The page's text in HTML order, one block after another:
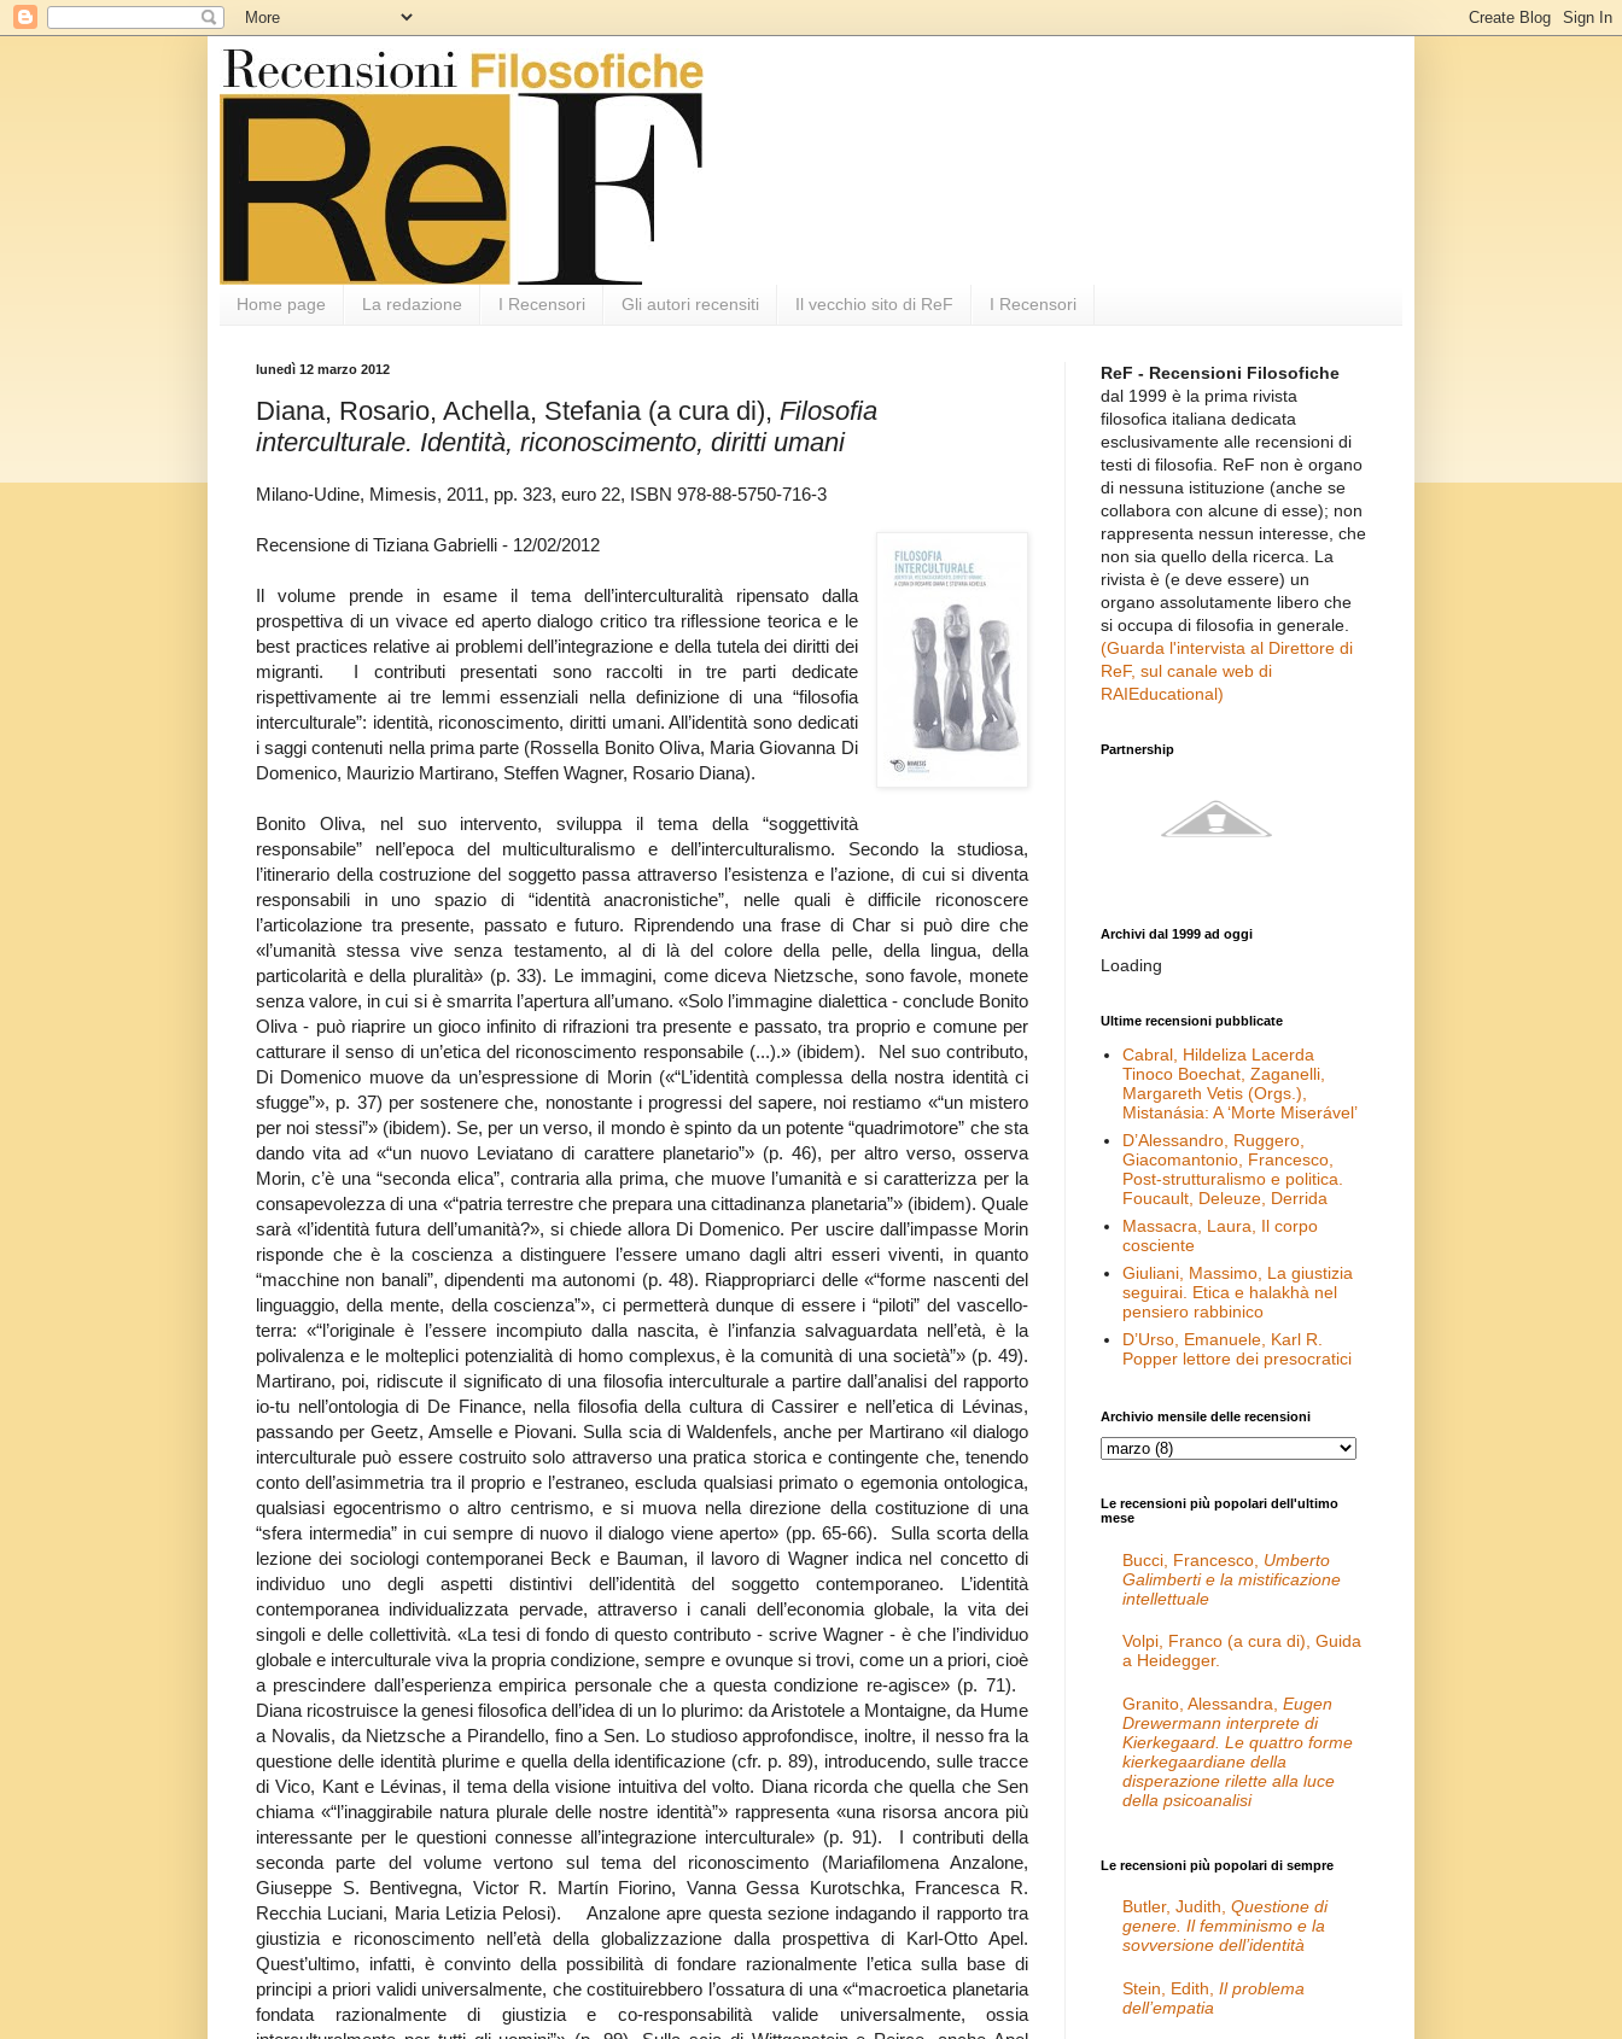
Home page La redazione I Recensori Gli autori recensiti Il vecchio sito di ReF I Recensori
lunedì 12 marzo 2012
Diana, Rosario, Achella, Stefania (a cura di), Filosofia
interculturale. Identità, riconoscimento, diritti umani
Milano-Udine, Mimesis, 2011, pp. 323, euro 22, ISBN 978-88-5750-716-3
Recensione di Tiziana Gabrielli - 12/02/2012
Il volume prende in esame il tema dell’interculturalità ripensato dalla
prospettiva di un vivace ed aperto dialogo critico tra riflessione teorica e le
best practices relative ai problemi dell’integrazione e della tutela dei diritti dei
migranti. I contributi presentati sono raccolti in tre parti dedicate
rispettivamente ai tre lemmi essenziali nella definizione di una “filosofia
interculturale”: identità, riconoscimento, diritti umani. All’identità sono dedicati
i saggi contenuti nella prima parte (Rossella Bonito Oliva, Maria Giovanna Di
Domenico, Maurizio Martirano, Steffen Wagner, Rosario Diana).
Bonito Oliva, nel suo intervento, sviluppa il tema della “soggettività responsabile” nell’epoca del multiculturalismo e dell’interculturalismo. Secondo la studiosa, l’itinerario della costruzione del soggetto passa attraverso l’esistenza e l’azione, di cui si diventa responsabili in uno spazio di “identità anacronistiche”, nelle quali è difficile riconoscere l’articolazione tra presente, passato e futuro. Riprendendo una frase di Char si può dire che «l’umanità stessa vive senza testamento, al di là del colore della pelle, della lingua, della particolarità e della pluralità» (p. 33). Le immagini, come diceva Nietzsche, sono favole, monete senza valore, in cui si è smarrita l’apertura all’umano. «Solo l’immagine dialettica - conclude Bonito Oliva - può riaprire un gioco infinito di rifrazioni tra presente e passato, tra proprio e comune per catturare il senso di un’etica del riconoscimento responsabile (...).» (ibidem). Nel suo contributo, Di Domenico muove da un’espressione di Morin («“L’identità complessa della nostra identità ci sfugge”», p. 37) per sostenere che, nonostante i progressi del sapere, noi restiamo «“un mistero per noi stessi”» (ibidem). Se, per un verso, il mondo è spinto da un potente “quadrimotore” che sta dando vita ad «“un nuovo Leviatano di carattere planetario”» (p. 46), per altro verso, osserva Morin, c’è una “seconda elica”, contraria alla prima, che muove l’umanità e si caratterizza per la consapevolezza di una «“patria terrestre che prepara una cittadinanza planetaria”» (ibidem). Quale sarà «l’identità futura dell’umanità?», si chiede allora Di Domenico. Per uscire dall’impasse Morin risponde che è la coscienza a distinguere l’essere umano dagli altri esseri viventi, in quanto “macchine non banali”, dipendenti ma autonomi (p. 48). Riappropriarci delle «“forme nascenti del linguaggio, della mente, della coscienza”», ci permetterà dunque di essere i “piloti” del vascello-terra: «“l’originale è l’essere incompiuto dalla nascita, è l’infanzia salvaguardata nell’età, è la polivalenza e le molteplici potenzialità di homo complexus, è la comunità di una società”» (p. 49). Martirano, poi, ridiscute il significato di una filosofia interculturale a partire dall’analisi del rapporto io-tu nell’ontologia di De Finance, nella filosofia della cultura di Cassirer e nell’etica di Lévinas, passando per Geetz, Amselle e Piovani. Sulla scia di Waldenfels, anche per Martirano «il dialogo interculturale può essere costruito solo attraverso una pratica storica e contingente che, tenendo conto dell’asimmetria tra il proprio e l’estraneo, escluda qualsiasi primato o egemonia ontologica, qualsiasi egocentrismo o altro centrismo, e si muova nella direzione della costituzione di una “sfera intermedia” in cui sempre di nuovo il dialogo viene aperto» (pp. 65-66). Sulla scorta della lezione dei sociologi contemporanei Beck e Bauman, il lavoro di Wagner indica nel concetto di individuo uno degli aspetti distintivi dell’identità del soggetto contemporaneo. L’identità contemporanea individualizzata pervade, attraverso i canali dell’economia globale, la vita dei singoli e delle collettività. «La tesi di fondo di questo contributo - scrive Wagner - è che l’individuo globale e interculturale viva la propria condizione, sempre e ovunque si trovi, come un a priori, cioè a prescindere dall’esperienza empirica personale che a questa condizione re-agisce» (p. 71). Diana ricostruisce la genesi filosofica dell’idea di un Io plurimo: da Aristotele a Montaigne, da Hume a Novalis, da Nietzsche a Pirandello, fino a Sen. Lo studioso approfondisce, inoltre, il nesso fra la questione delle identità plurime e quella della identificazione (cfr. p. 89), introducendo, sulle tracce di Vico, Kant e Lévinas, il tema della visione intuitiva del volto. Diana ricorda che quella che Sen chiama «“l’inaggirabile natura plurale delle nostre identità”» rappresenta «una risorsa ancora più interessante per le questioni connesse all’integrazione interculturale» (p. 91). I contributi della seconda parte del volume vertono sul tema del riconoscimento (Mariafilomena Anzalone, Giuseppe S. Bentivegna, Victor R. Martín Fiorino, Vanna Gessa Kurotschka, Francesca R. Recchia Luciani, Maria Letizia Pelosi). Anzalone apre questa sezione indagando il rapporto tra giustizia e riconoscimento nell’età della globalizzazione dalla prospettiva di Karl-Otto Apel. Quest’ultimo, infatti, è convinto della possibilità di fondare razionalmente l’etica sulla base di principi a priori validi universalmente, che costituirebbero l’ossatura di una «“macroetica planetaria fondata razionalmente di giustizia e co-responsabilità valide universalmente, ossia interculturalmente per tutti gli uomini”» (p. 99). Sulla scia di Wittgenstein e Peirce, anche Apel ritiene che il soggetto non esista se non come Gespräch, come dialogo intersoggettivo. La struttura a priori in cui gli individui sono già da sempre inseriti è il «“gioco linguistico trascendentale della comunità illimitata della comunicazione”» (p. 100), cioè una comunità ideale di piena intesa fra tutti i membri che la compongono. A differenza di Habermas, che concepiva il principio del discorso come un mero regolamento procedurale neutro dal punto di vista morale, per Apel, invece, esso è il fondamento stesso della morale. La dimensione di giustizia delle norme morali costituisce, secondo Apel, la «“base (....) dell’idea dei ‛diritti dell’uomo’ e rende possibile la loro fondazione ultima etico-discorsiva”» (p. 108). Tale fondazione non si basa su «una metafisica del diritto naturale», ma è «“co-fondata, alla fin fine, con la fondazione trascendental-pragmatica della morale”» (ibidem). Il saggio di Bentivegna si sofferma sulle valenze etico-politiche dell’interculturalità. «La comprensione tra individui e tra culture pone innanzitutto l’esigenza della teorizzazione di una nuova ermeneutica e della relativa comunicabilità, di un nuovo umanesimo e di un nuovo cosmopolitismo» (p. 118). La sfida dell’interculturalità, come «strumento di pace» (p. 128), sarà vincente «a condizione di affrontarla con adeguate categorie e con la volontà di porre in essere una sospensione metodologica delle proprie radici e tradizioni per l’ascolto dell’altro (anche appartenente al nostro modo di pensare) a cui si riconosce parità di diritti e di opportunità come imperativo etico e politico» (p. 119). Uno sguardo latinoamericano sulla questione dell’interculturalità ci viene offerto da Martín Fiorino. Nel contesto delle lotte per il riconoscimento della dignità umana, in America Latina, si possono individuare tre momenti fondamentalii: ‛Etica Latinoamericana’, ‛Etica della Liberazione’ ed ‛Etica Interculturale Latinoamericana’. L’‛Etica Latinoamericana’, collocata nella seconda metà del XX secolo, ha sottolineato la valorizzazione dell’indoamericano e delle culture aborigene. L’‛Etica della Liberazione’ è sorta negli anni ’70 in Argentina (grazie a Enrique Dussel), per poi espandersi in Messico, Perù, Brasile, Uruguay e in altri paesi latinoamericani. Il riconoscimento della dignità umana sarebbe stato l’esito di lotte di liberazione contro il potere neocoloniale e imperialista. L’‛Etica Interculturale Latinoamericana’, infine, si è sviluppata nelle ultime due decadi del XX secolo, quando viene presentata da alcuni dei suoi principali teorici (R. Fornet-Betancourt, R. Salas) come un’etica pensata per contesti conflittuali. Gessa Kurotschka propone un’interessante riflessione sui fondamenti pre-politici e sui presupposti cognitivi dello Stato costituzionale e democratico nell’ambito dei rapporti tra religione e politica. Le posizioni di Habermas e Taylor divergono sul senso e sul ruolo della religione nella sfera pubblica. «Habermas - scrive la studiosa - ne definisce bene la rilevanza funzionale, legata alla contingenza storico-politica della perdita dell’influenza dei valori laici a causa di certi effetti negativi della globalizzazione. Per Taylor, invece, l’apprezzamento dell’esperienza religiosa (...) è motivato piuttosto da una profonda revisione della teoria classica della secolarizzazione che ne mette in evidenza le carenze proprio sul piano della diagnosi implicita nella filosofia della storia che ne costituiva il presupposto» (p. 149). Rispetto a Habermas e Taylor, Martha Nussbaum sostiene invece la grande importanza dell’esperienza religiosa. Pertanto lo Stato ha il compito di tutelare la possibilità che quest’esperienza possa essere vissuta da tutti i cittadini credenti nel rispetto dell’uguaglianza. Gessa Kurotschka ricorda che negli ultimi anni sono stati pubblicati due importanti volumi, dedicati alla memoria di Rawls, che hanno messo in discussione il concetto di giustizia: Le nuove frontiere della giustizia di Nussbaum, e The Idea of Justice di Sen. L’approccio delle capacità, pensato inizialmente sia da Sen sia da Nussbaum per risolvere i problemi distributivi che la teoria di Rawls non riesce a risolvere, è, fin dalle fondamenta, interculturale, in quanto fra le capacità umane essenziali, che «tutti devono acquisire per poter avere una vita davvero umana», vi è quella di «ricercare il senso ultimo della vita e della morte» (p. 156). In The Idea of Justice, Sen affronta il problema del riferimento pre-politico della teoria liberale. Se Habermas e Taylor «ricostruiscono i presupposti normativi della democrazia a partire dalla vicenda storico-politica dell’occidente europeo», Sen «rivendica l’appartenenza di tali presupposti alla più ampia storia dell’umanità» (p. 158). Biopolitica e biofilosofia s’intersecano nel contributo di Recchia Luciani. Lo studioso trae spunto dalle acute osservazioni di Canetti in Massa e potere (1960) sulla perversione del potere di Hitler, per articolare, attraverso la lezione di Foucault e della Arendt, una disamina sul biopotere ed i paradigmi dell’orrore nella violenza totalitaria, avanzando l’ipotesi di un radicamento biofilosofico nella rifondazione dei diritti sulla base “trascendentale-plurive
ReF - Recensioni Filosofiche
dal 1999 è la prima rivista
filosofica italiana dedicata
esclusivamente alle recensioni di
testi di filosofia. ReF non è organo
di nessuna istituzione (anche se
collabora con alcune di esse); non
rappresenta nessun interesse, che
non sia quello della ricerca. La
rivista è (e deve essere) un
organo assolutamente libero che
si occupa di filosofia in generale.
(Guarda l'intervista al Direttore di
ReF, sul canale web di
RAIEducational)
Partnership
Archivi dal 1999 ad oggi
Loading
Ultime recensioni pubblicate
Cabral, Hildeliza Lacerda
Tinoco Boechat, Zaganelli,
Margareth Vetis (Orgs.),
Mistanásia: A ‘Morte Miserável’
D’Alessandro, Ruggero,
Giacomantonio, Francesco,
Post-strutturalismo e politica.
Foucault, Deleuze, Derrida
Massacra, Laura, Il corpo
cosciente
Giuliani, Massimo, La giustizia
seguirai. Etica e halakhà nel
pensiero rabbinico
D’Urso, Emanuele, Karl R.
Popper lettore dei presocratici
Archivio mensile delle recensioni
Le recensioni più popolari dell'ultimo
mese
Bucci, Francesco, Umberto
Galimberti e la mistificazione
intellettuale
Volpi, Franco (a cura di), Guida
a Heidegger.
Granito, Alessandra, Eugen
Drewermann interprete di
Kierkegaard. Le quattro forme
kierkegaardiane della
disperazione rilette alla luce
della psicoanalisi
Le recensioni più popolari di sempre
Butler, Judith, Questione di
genere. Il femminismo e la
sovversione dell’identità
Stein, Edith, Il problema
dell’empatia